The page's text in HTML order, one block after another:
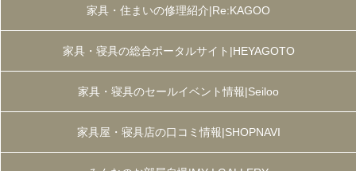
家具・住まいの修理紹介|Re:KAGOO
家具・寝具の総合ポータルサイト|HEYAGOTO
家具・寝具のセールイベント情報|Seiloo
家具屋・寝具店の口コミ情報|SHOPNAVI